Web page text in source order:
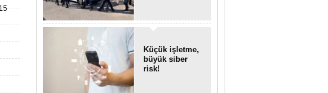
Küçük işletme,
büyük siber
risk!